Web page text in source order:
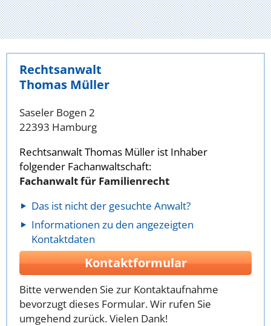
Rechtsanwalt
Thomas Müller
Saseler Bogen 2
22393 Hamburg
Rechtsanwalt Thomas Müller ist Inhaber
folgender Fachanwaltschaft:
Fachanwalt für Familienrecht
Das ist nicht der gesuchte Anwalt?
Informationen zu den angezeigten
Kontaktdaten
Kontaktformular
Bitte verwenden Sie zur Kontaktaufnahme
bevorzugt dieses Formular. Wir rufen Sie
umgehend zurück. Vielen Dank!